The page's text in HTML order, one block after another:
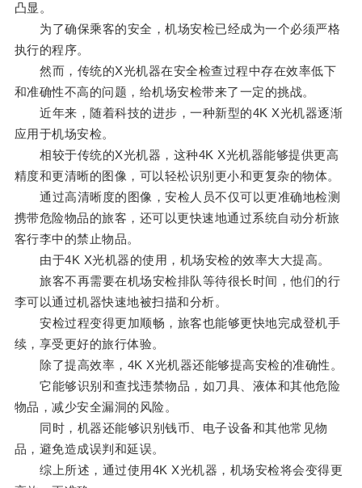
凸显。
为了确保乘客的安全，机场安检已经成为一个必须严格
执行的程序。
然而，传统的X光机器在安全检查过程中存在效率低下
和准确性不高的问题，给机场安检带来了一定的挑战。
近年来，随着科技的进步，一种新型的4K X光机器逐渐
应用于机场安检。
相较于传统的X光机器，这种4K X光机器能够提供更高
精度和更清晰的图像，可以轻松识别更小和更复杂的物体。
通过高清晰度的图像，安检人员不仅可以更准确地检测
携带危险物品的旅客，还可以更快速地通过系统自动分析旅
客行李中的禁止物品。
由于4K X光机器的使用，机场安检的效率大大提高。
旅客不再需要在机场安检排队等待很长时间，他们的行
李可以通过机器快速地被扫描和分析。
安检过程变得更加顺畅，旅客也能够更快地完成登机手
续，享受更好的旅行体验。
除了提高效率，4K X光机器还能够提高安检的准确性。
它能够识别和查找违禁物品，如刀具、液体和其他危险
物品，减少安全漏洞的风险。
同时，机器还能够识别钱币、电子设备和其他常见物
品，避免造成误判和延误。
综上所述，通过使用4K X光机器，机场安检将会变得更